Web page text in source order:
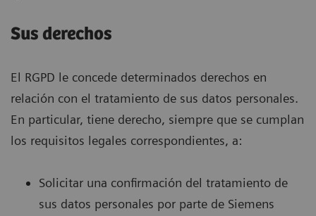
Sus derechos
El RGPD le concede determinados derechos en
relación con el tratamiento de sus datos personales.
En particular, tiene derecho, siempre que se cumplan
los requisitos legales correspondientes, a:
Solicitar una confirmación del tratamiento de
sus datos personales por parte de Siemens